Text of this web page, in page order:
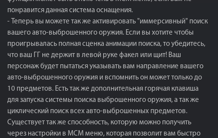
понравится данная система оснащения.
- Теперь вы можете так же активировать "иммерсивный" поиск
вашего авто-выброшенного оружия. Если вы хотите чтобы
проигрывалась полная сценка анимации поиска, то убедитесь,
что ваш ГГ не держит в левой руке факел или щит! Ваш
персонаж будет пытаться указывать вам направление вашего
авто-выброшенного оружия и вспомнить он может только до
10 предметов. Есть так же дополнительная горячая клавиша
для запуска системы поиска выброшенного оружия, а так же
циклический поиск всех авто-выброшенных предметов.
Существует так же способность, которую можно получить
через настройки в MCM меню, которая позволит вам быстро